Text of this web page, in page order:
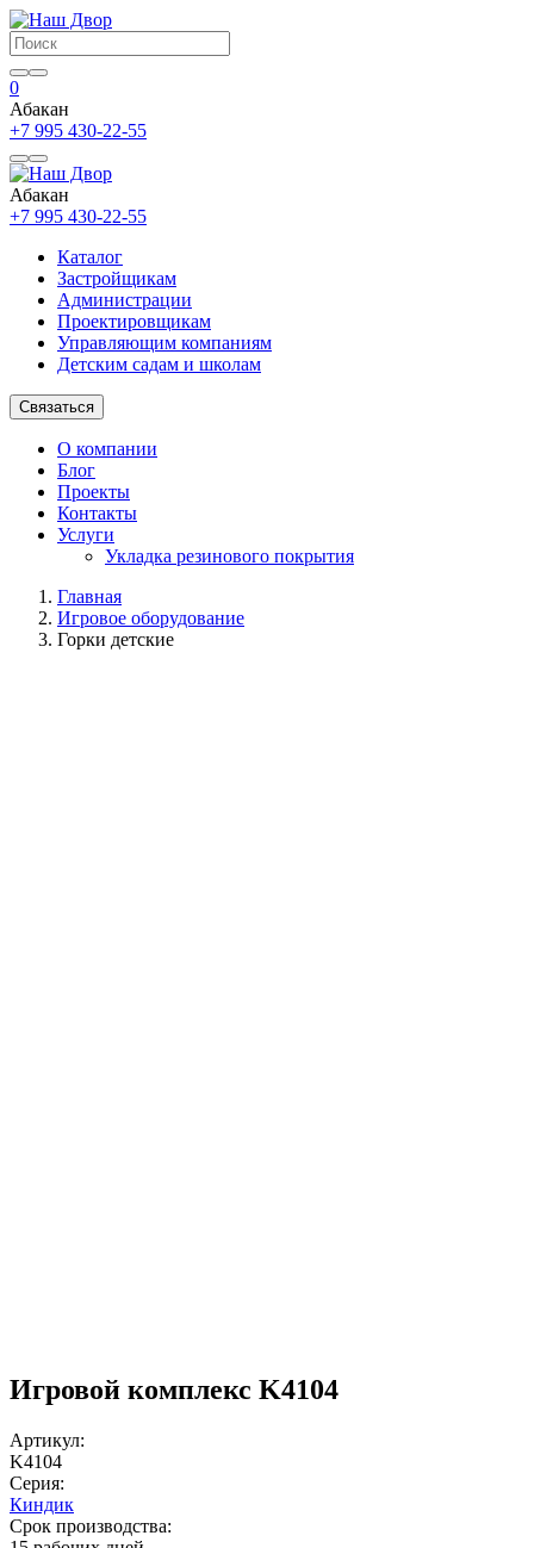
0
Абакан
+7 995 430-22-55
Абакан
+7 995 430-22-55
Каталог
Застройщикам
Администрации
Проектировщикам
Управляющим компаниям
Детским садам и школам
Связаться
О компании
Блог
Проекты
Контакты
Услуги
Укладка резинового покрытия
Главная
Игровое оборудование
Горки детские
Игровой комплекс K4104
Артикул:
K4104
Серия:
Киндик
Срок производства: